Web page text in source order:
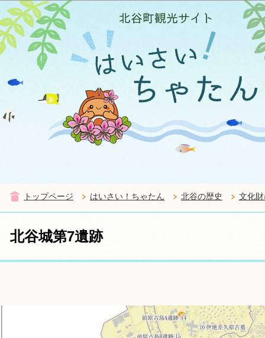
この
トップページ はいさい！ちゃたん 北谷の歴史 文化
北谷城第7遺跡